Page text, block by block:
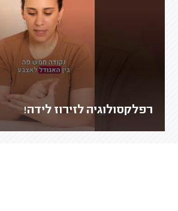
רפלקסולוגיה לזירוז לידה!